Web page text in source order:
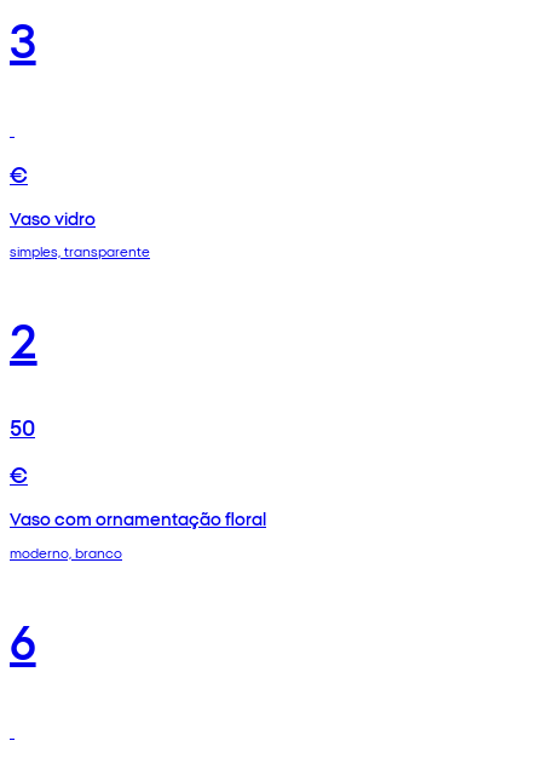
3
€
Vaso vidro
simples, transparente
2
50
€
Vaso com ornamentação floral
moderno, branco
6